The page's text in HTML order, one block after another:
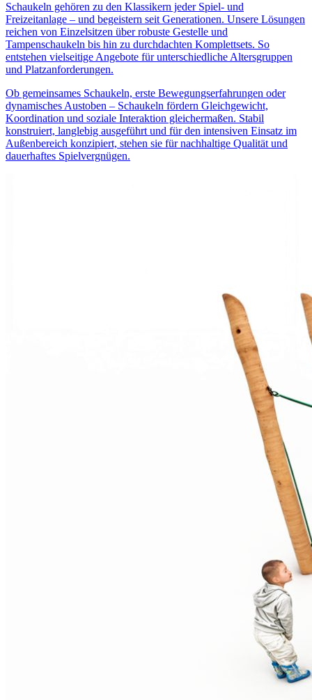
Schaukeln gehören zu den Klassikern jeder Spiel- und
Freizeitanlage – und begeistern seit Generationen. Unsere Lösungen
reichen von Einzelsitzen über robuste Gestelle und
Tampenschaukeln bis hin zu durchdachten Komplettsets. So
entstehen vielseitige Angebote für unterschiedliche Altersgruppen
und Platzanforderungen.
Ob gemeinsames Schaukeln, erste Bewegungserfahrungen oder
dynamisches Austoben – Schaukeln fördern Gleichgewicht,
Koordination und soziale Interaktion gleichermaßen. Stabil
konstruiert, langlebig ausgeführt und für den intensiven Einsatz im
Außenbereich konzipiert, stehen sie für nachhaltige Qualität und
dauerhaftes Spielvergnügen.